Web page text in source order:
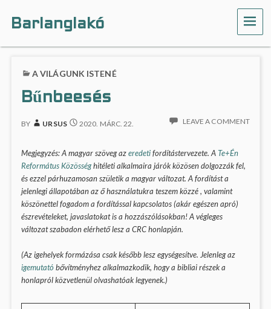
Barlanglakó
A VILÁGUNK ISTENÉ
Bűnbeesés
BY URSUS 2020. MÁRC. 22. LEAVE A COMMENT
Megjegyzés: A magyar szöveg azeredetifordítástervezete. ATe+Én
Református Közösséghitéleti alkalmaira járók közösen dolgozzák fel,
és ezzel párhuzamosan születik a magyar változat. A fordítást a
jelenlegi állapotában az ő használatukra teszem közzé , valamint
köszönettel fogadom a fordítással kapcsolatos (akár egészen apró)
észrevételeket, javaslatokat is a hozzászólásokban! A végleges
változat szabadon elérhető lesz a CRC honlapján.
(Az igehelyek formázása csak később lesz egységesítve. Jelenleg az
igemutatóbővítményhez alkalmazkodik, hogy a bibliai részek a
honlapról közvetlenül olvashatóak legyenek.)